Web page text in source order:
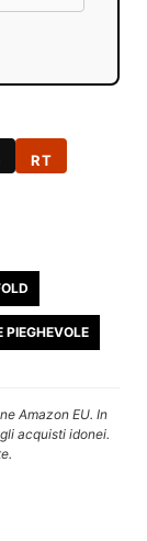
RT
PIEGHEVOLE
Amazon EU. In
acquisti idonei.